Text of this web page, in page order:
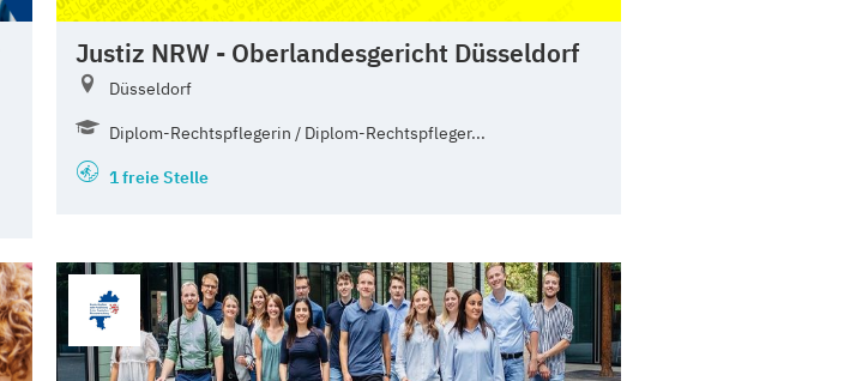
Justiz NRW - Oberlandesgericht Düsseldorf
Düsseldorf
Diplom-Rechtspflegerin / Diplom-Rechtspfleger...
1 freie Stelle